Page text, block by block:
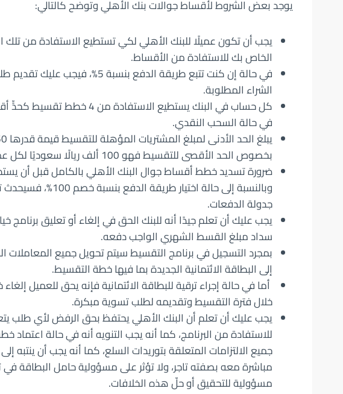
يوجد بعض الشروط لأقساط جوالات بنك الأهلي وتوضح كالتالي:
يجب أن تكون عميلًا للبنك الأهلي لكي تستطيع الاستفادة من تلك
الخاص بك للاستفادة من الأقساط.
في حالة إن كنت تتبع طريقة الدفع
الشراء المطلوبة.
كل حساب في البنك يستطيع
في حالة السحب النقدي.
بخصوص الحد الأقصى للتقسيط فهو 100 ألف ريالًا سعوديًا لكل عملية شراء.
ضرورة تسديد خطط أقساط جوال البنك الأهلي بالكامل قبل أن
وبالنسبة إلى حالة
جدولة الدفعات.
يجب عليك أن تعلم جيدًا أنه للبنك الحق في إلغاء أو تعليق
سداد مبلغ القسط الشهري الواجب دفعه.
بمجرد التسجيل في برنامج التقسيط سيتم تحويل جميع المعاملات
إلى البطاقة الائتمانية الجديدة بما فيها خطة التقسيط.
أما في حالة إجراء ترقية للبطاقة الائتمانية فإنه يحق للعميل
خلال فترة التقسيط وتقديمه لطلب تسوية مبكرة.
يجب عليك أن تعلم أن البنك الأهلي يحتفظ بحق الرفض لأي طلب
للاستفادة من البرنامج، كما أنه يجب التنويه أنه في حالة
جميع الالتزامات المتعلقة بتوريدات السلع، كما أنه يجب أن
مباشرة معه بصفته تاجر، ولا تؤثر على مسؤولية حامل البطاقة
مسؤولية للتحقيق أو حلّ هذه الخلافات.